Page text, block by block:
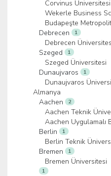
Corvinus Üniversitesi
Wekerle Business
Budapeşte
Debrecen
1
Debrecen
Szeged
1
Szeged Üniversitesi
Dunaujvaros
1
Dunaujvaros
Almanya
Aachen
2
Aachen Teknik
Aachen Uygulamalı
Berlin
1
Berlin Teknik
Bremen
1
Bremen Üniversitesi
1